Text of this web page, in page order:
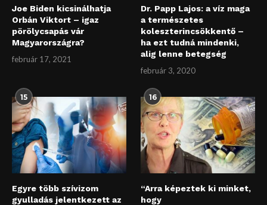
Joe Biden kicsinálhatja
Orbán Viktort – igaz
pörölycsapás vár
Magyarországra?
február 17, 2021
Dr. Papp Lajos: a víz maga
a természetes
koleszterincsökkentő –
ha ezt tudná mindenki,
alig lenne betegség
február 3, 2020
15
Egyre több szívizom
gyulladás jelentkezett az
16
“Arra képeztek ki minket,
hogy